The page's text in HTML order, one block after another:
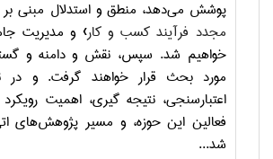
پوشش می‌دهد، منطق و استدلال مبنی بر
مجدد فرآیند کسب و کار› و مدیریت
خواهیم شد. سپس، نقش و دامنه و
مورد بحث قرار خواهند گرفت. و در
اعتبارسنجی، نتیجه گیری، اهمیت
فعالین این حوزه، و مسیر پژوهش‌های
شد...